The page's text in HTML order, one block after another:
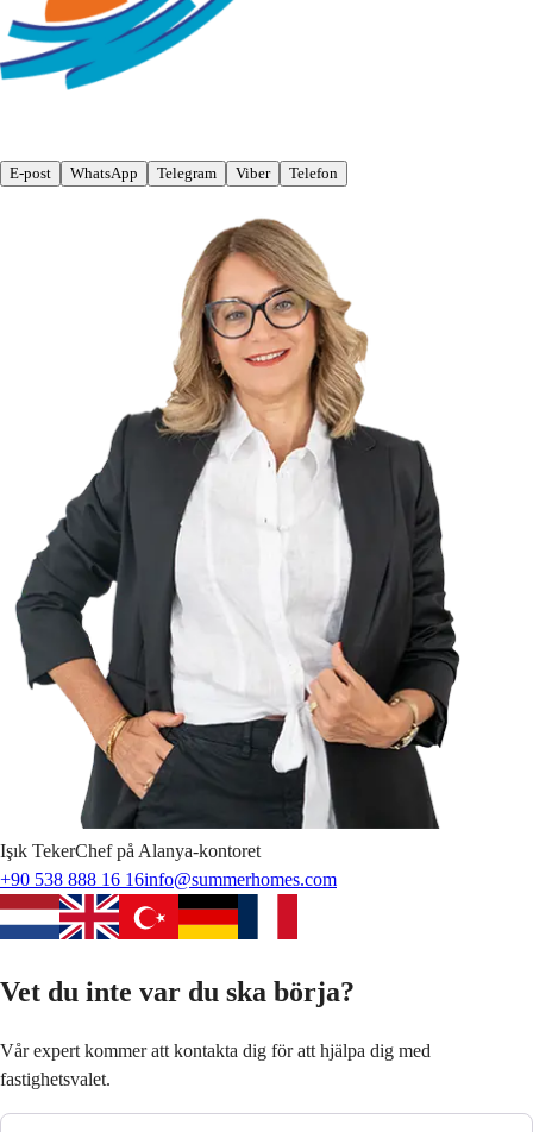
E-post WhatsApp Telegram Viber Telefon
Işık TekerChef på Alanya-kontoret
+90 538 888 16 16info@summerhomes.com
Vet du inte var du ska börja?
Vår expert kommer att kontakta dig för att hjälpa dig med
fastighetsvalet.